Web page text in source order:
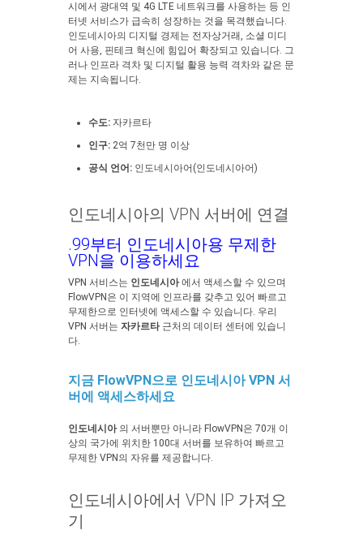
시에서 광대역 및 4G LTE 네트워크를 사용하는 등 인
터넷 서비스가 급속히 성장하는 것을 목격했습니다.
인도네시아의 디지털 경제는 전자상거래, 소셜 미디
어 사용, 핀테크 혁신에 힘입어 확장되고 있습니다. 그
러나 인프라 격차 및 디지털 활용 능력 격차와 같은 문
제는 지속됩니다.
수도: 자카르타
인구: 2억 7천만 명 이상
공식 언어: 인도네시아어(인도네시아어)
인도네시아의 VPN 서버에 연결
.99부터 인도네시아용 무제한
VPN을 이용하세요
VPN 서비스는 인도네시아에서 액세스할 수 있으며
FlowVPN은 이 지역에 인프라를 갖추고 있어 빠르고
무제한으로 인터넷에 액세스할 수 있습니다. 우리
VPN 서버는 자카르타근처의 데이터 센터에 있습니
다.
지금 FlowVPN으로 인도네시아 VPN 서
버에 액세스하세요
인도네시아의 서버뿐만 아니라 FlowVPN은 70개 이
상의 국가에 위치한 100대 서버를 보유하여 빠르고
무제한 VPN의 자유를 제공합니다.
인도네시아에서 VPN IP 가져오
기